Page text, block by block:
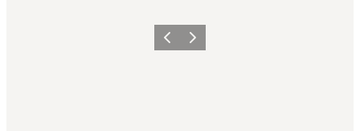
ForrigeNæste